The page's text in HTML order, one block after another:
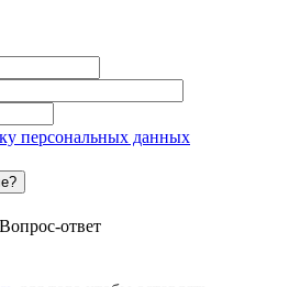
персональных данных
Вопрос-ответ